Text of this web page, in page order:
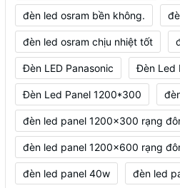
đèn led osram bền không.
đèn led osram chịu nhiệt tốt
Đèn LED Panasonic Đèn Led
Đèn Led Panel 1200*300
đèn led panel 1200x300 rạng
đèn led panel 1200x600 rạng
đèn led panel 40w đèn led